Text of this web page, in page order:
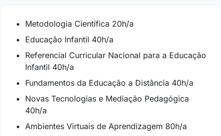
Metodologia Científica 20h/a
Educação Infantil 40h/a
Referencial Curricular Nacional para a Educação
Infantil 40h/a
Fundamentos da Educação a Distância 40h/a
Novas Tecnologias e Mediação Pedagógica
40h/a
Ambientes Virtuais de Aprendizagem 80h/a